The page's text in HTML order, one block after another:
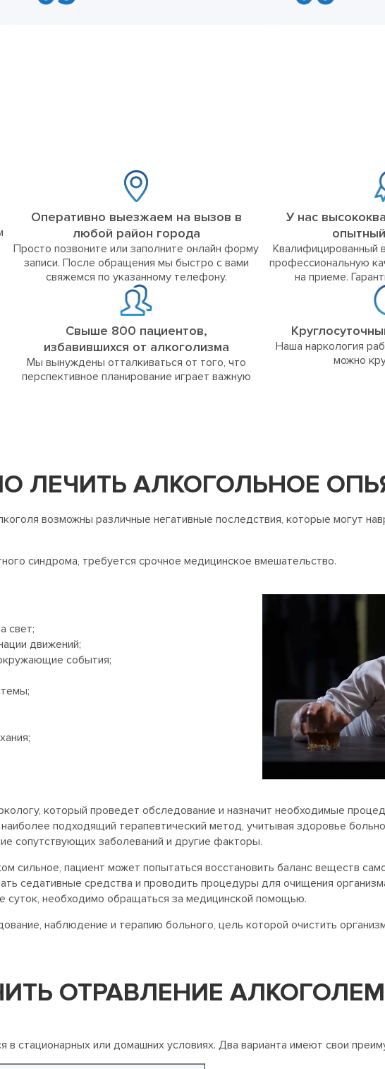
Оперативно выезжаем на вызов в
любой район города
Просто позвоните или заполните онлайн форму
записи. После обращения мы быстро с вами
свяжемся по указанному телефону.
У нас
Квалифицированный
профессиональную
на приеме.
Свыше 800 пациентов,
избавившихся от алкоголизма
Мы вынуждены отталкиваться от того, что
перспективное планирование играет важную
Наша наркология
можно
ЛЕЧИТЬ АЛКОГОЛЬНОЕ
возможны различные негативные последствия, которые могут
синдрома, требуется срочное медицинское вмешательство.
свет;
движений;
события;
который проведет обследование и назначит необходимые
подходящий терапевтический метод, учитывая здоровье
сопутствующих заболеваний и другие факторы.
сильное, пациент может попытаться восстановить баланс веществ
седативные средства и проводить процедуры для очищения
суток, необходимо обращаться за медицинской помощью.
наблюдение и терапию больного, цель которой очистить
ОТРАВЛЕНИЕ
в стационарных или домашних условиях. Два варианта имеют свои